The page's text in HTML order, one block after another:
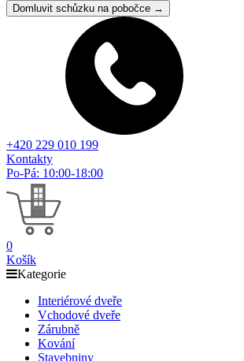
Domluvit schůzku na pobočce →
+420 229 010 199
Kontakty
Po-Pá: 10:00-18:00
0
Košík
Kategorie
Interiérové dveře
Vchodové dveře
Zárubně
Kování
Stavebniny